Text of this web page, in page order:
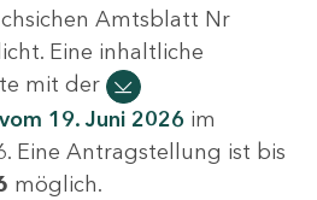
Amtsblatt Nr
Eine inhaltliche
mit der
19. Juni 2026 im
Eine Antragstellung ist bis
möglich.